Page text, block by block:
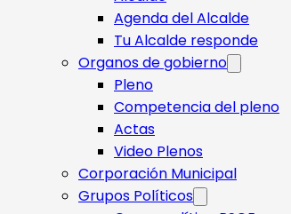
Agenda del Alcalde
Tu Alcalde responde​
Organos de gobierno
Pleno
Competencia del pleno
Actas
Video Plenos
Corporación Municipal
Grupos Políticos